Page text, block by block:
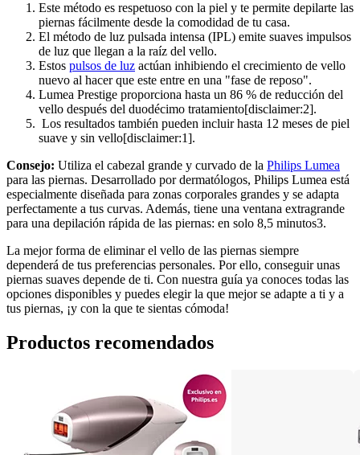
Este método es respetuoso con la piel y te permite depilarte las
piernas fácilmente desde la comodidad de tu casa.
El método de luz pulsada intensa (IPL) emite suaves impulsos
de luz que llegan a la raíz del vello.
Estos pulsos de luz actúan inhibiendo el crecimiento de vello
nuevo al hacer que este entre en una "fase de reposo".
Lumea Prestige proporciona hasta un 86 % de reducción del
vello después del duodécimo tratamiento[disclaimer:2].
suave y sin vello[disclaimer:1].
Consejo: Utiliza el cabezal grande y curvado de la Philips Lumea
para las piernas. Desarrollado por dermatólogos, Philips Lumea está
especialmente diseñada para zonas corporales grandes y se adapta
perfectamente a tus curvas. Además, tiene una ventana extragrande
para una depilación rápida de las piernas: en solo 8,5 minutos3.
La mejor forma de eliminar el vello de las piernas siempre
dependerá de tus preferencias personales. Por ello, conseguir unas
piernas suaves depende de ti. Con nuestra guía ya conoces todas las
opciones disponibles y puedes elegir la que mejor se adapte a ti y a
tus piernas, ¡y con la que te sientas cómoda!
Productos recomendados